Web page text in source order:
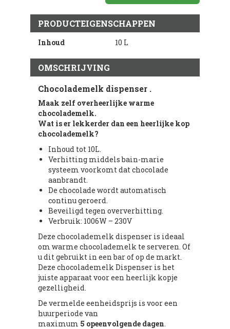
PRODUCTEIGENSCHAPPEN
Inhoud 10 L
OMSCHRIJVING
Chocolademelk dispenser .
Maak zelf overheerlijke warme
chocolademelk.
Wat is er lekkerder dan een heerlijke kop
chocolademelk?
Inhoud tot 10L.
Verhitting middels bain-marie
systeem voorkomt dat chocolade
aanbrandt.
De chocolade wordt automatisch
continu geroerd.
Beveiligd tegen oververhitting.
Verbruik: 1006W – 230V
Deze chocolademelk dispenser is ideaal
om warme chocolademelk te serveren. Of
u dit gebruikt in een bar of op de markt.
Deze chocolademelk Dispenser is het
juiste apparaat voor een heerlijk kopje
gezelligheid.
De vermelde eenheidsprijs is voor een
huurperiode van
maximum 5 opeenvolgende dagen.